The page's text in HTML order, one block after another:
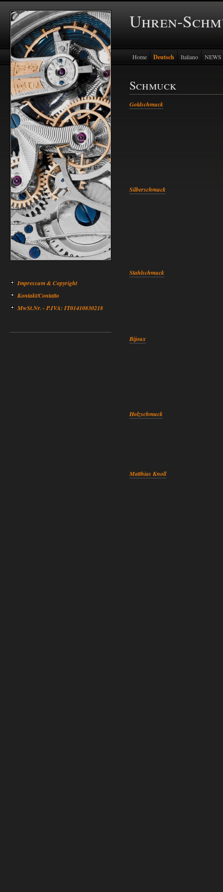
Uhren-
Impressum & Copyright
Kontakt/Contatto
MwSt.Nr. - P.IVA: IT01410830218
Home Deutsch Italiano NEWS
Schmuck
Goldschmuck
Silberschmuck
Stahlschmuck
Bijoux
Holzschmuck
Matthias Knoll